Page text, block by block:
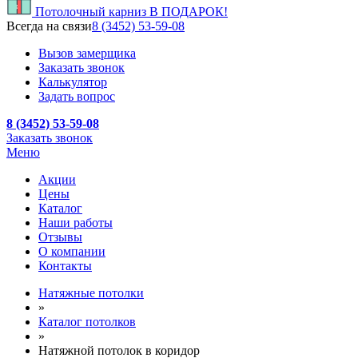
Потолочный карниз В ПОДАРОК!
Всегда на связи8 (3452) 53-59-08
Вызов замерщика
Заказать звонок
Калькулятор
Задать вопрос
8 (3452) 53-59-08
Заказать звонок
Меню
Акции
Цены
Каталог
Наши работы
Отзывы
О компании
Контакты
Натяжные потолки
»
Каталог потолков
»
Натяжной потолок в коридор